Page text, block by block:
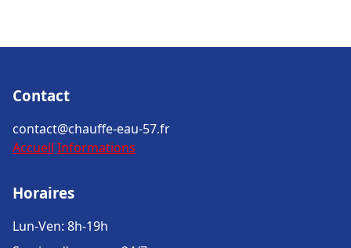
Contact
contact@chauffe-eau-57.fr
Accueil Informations
Horaires
Lun-Ven: 8h-19h